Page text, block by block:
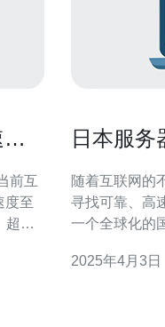
度至
超低
日本服务
随着互联网的
寻找可靠、高
一个全球化的
日本，服务器
2025年4月3日